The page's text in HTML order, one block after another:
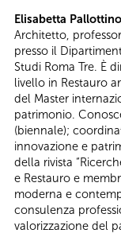
Elisabetta Pallottino
Architetto,
presso il
Studi Roma Tre. È
livello in Restauro
del Master
patrimonio.
(biennale);
innovazione e
della rivista
e Restauro e
moderna e
consulenza
valorizzazione del